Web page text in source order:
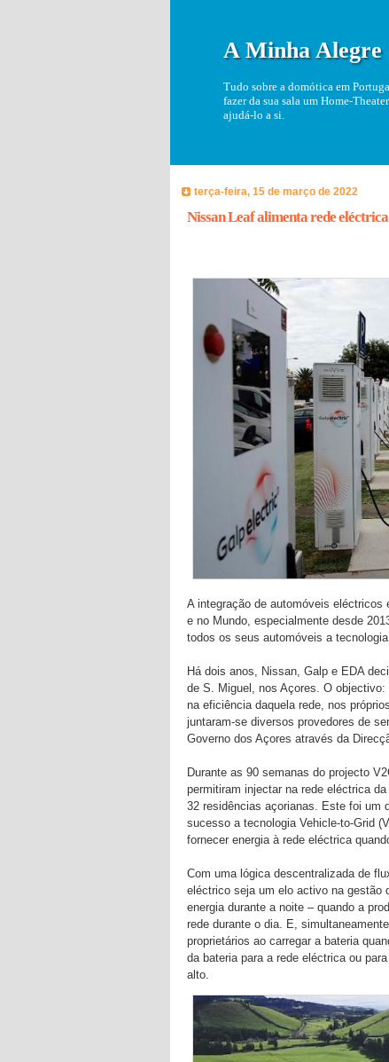
A Minha Alegre
Tudo sobre a domótica em
fazer da sua sala um Home-
ajudá-lo a si.
terça-feira, 15 de março de 2022
Nissan Leaf alimenta rede
A integração de automóveis
e no Mundo, especialmente desde
todos os seus automóveis a tecnologia
Há dois anos, Nissan, Galp e EDA
de S. Miguel, nos Açores. O
na eficiência daquela rede, nos
juntaram-se diversos provedores de
Governo dos Açores através da
Durante as 90 semanas do projecto
permitiram injectar na rede eléctrica
32 residências açorianas. Este foi um
sucesso a tecnologia Vehicle-to-Grid
fornecer energia à rede eléctrica
Com uma lógica descentralizada de
eléctrico seja um elo activo na gestão
energia durante a noite – quando a
rede durante o dia. E,
proprietários ao carregar a bateria
da bateria para a rede eléctrica ou
alto.